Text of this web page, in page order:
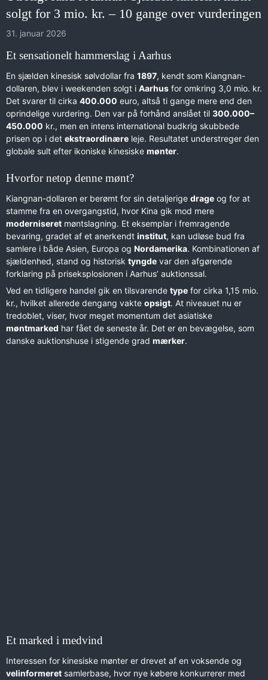
solgt for 3 mio. kr. – 10 gange over vurderingen
31. januar 2026
Et sensationelt hammerslag i Aarhus
En sjælden kinesisk sølvdollar fra 1897, kendt som Kiangnan-
dollaren, blev i weekenden solgt i Aarhus for omkring 3,0 mio. kr.
Det svarer til cirka 400.000 euro, altså ti gange mere end den
oprindelige vurdering. Den var på forhånd anslået til 300.000–
450.000 kr., men en intens international budkrig skubbede
prisen op i det ekstraordinære leje. Resultatet understreger den
globale sult efter ikoniske kinesiske mønter.
Hvorfor netop denne mønt?
Kiangnan-dollaren er berømt for sin detaljerige drage og for at
stamme fra en overgangstid, hvor Kina gik mod mere
moderniseret møntslagning. Et eksemplar i fremragende
bevaring, gradet af et anerkendt institut, kan udløse bud fra
samlere i både Asien, Europa og Nordamerika. Kombinationen af
sjældenhed, stand og historisk tyngde var den afgørende
forklaring på priseksplosionen i Aarhus’ auktionssal.
Ved en tidligere handel gik en tilsvarende type for cirka 1,15 mio.
kr., hvilket allerede dengang vakte opsigt. At niveauet nu er
tredoblet, viser, hvor meget momentum det asiatiske
møntmarked har fået de seneste år. Det er en bevægelse, som
danske auktionshuse i stigende grad mærker.
Et marked i medvind
Interessen for kinesiske mønter er drevet af en voksende og
velinformeret samlerbase, hvor nye købere konkurrerer med